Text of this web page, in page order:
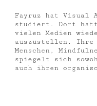
Fayruz hat Visual
studiert. Dort
vielen Medien
auszustellen. Ihre
Menschen,
spiegelt sich
auch ihren